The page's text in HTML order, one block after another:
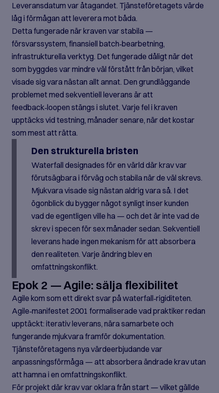
Leveransdatum var åtagandet. Tjänsteföretagets värde
låg i förmågan att leverera mot båda.
Detta fungerade när kraven var stabila —
försvarssystem, finansiell batch‑bearbetning,
infrastrukturella verktyg. Det fungerade dåligt när det
som byggdes var mindre väl förstått från början, vilket
visade sig vara nästan allt annat. Den grundläggande
problemet med sekventiell leverans är att
feedback‑loopen stängs i slutet. Varje fel i kraven
upptäcks vid testning, månader senare, när det kostar
som mest att rätta.
Den strukturella bristen
Waterfall designades för en värld där krav var
förutsägbara i förväg och stabila när de väl skrevs.
Mjukvara visade sig nästan aldrig vara så. I det
ögonblick du bygger något synligt inser kunden
vad de egentligen ville ha — och det är inte vad de
skrev i specen för sex månader sedan. Sekventiell
leverans hade ingen mekanism för att absorbera
den realiteten. Varje ändring blev en
omfattningskonflikt.
Epok 2 — Agile: sälja flexibilitet
Agile kom som ett direkt svar på waterfall‑rigiditeten.
Agile‑manifestet 2001 formaliserade vad praktiker redan
upptäckt: iterativ leverans, nära samarbete och
fungerande mjukvara framför dokumentation.
Tjänsteföretagens nya värdeerbjudande var
anpassningsförmåga — att absorbera ändrade krav utan
att hamna i en omfattningskonflikt.
För projekt där krav var oklara från start — vilket gällde